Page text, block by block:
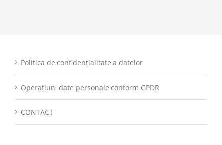
Politica de confidențialitate a datelor
Operațiuni date personale conform GPDR
CONTACT